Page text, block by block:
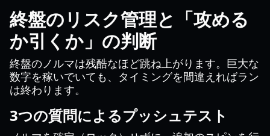
終盤のリスク管理と「攻める
か引くか」の判断
終盤のノルマは残酷なほど跳ね上がります。巨大な
数字を稼いでいても、タイミングを間違えればラン
は終わります。
3つの質問によるプッシュテスト